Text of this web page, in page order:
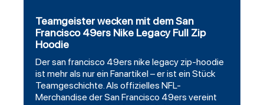
Teamgeister wecken mit dem San
Francisco 49ers Nike Legacy Full Zip
Hoodie
Dersan francisco 49ers nike legacy zip-hoodie
ist mehr als nur einFanartikel– er ist ein Stück
Teamgeschichte. Als offizielles NFL-
Merchandise der San Francisco 49ers vereint